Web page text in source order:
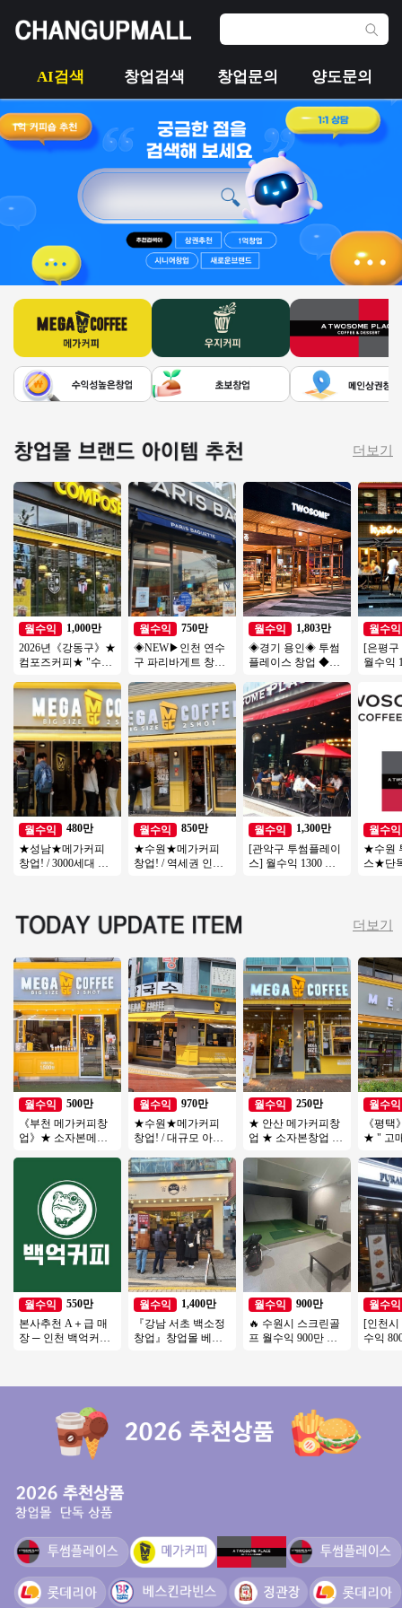
AI검색 창업검색 창업문의 양도문의
더보기
월수익
1,000만
2026년《강동구》★
컴포즈커피★ "수익
수익 창업몰
월수익
480만
★성남★메가커피
창업! / 3000세대 이
월수익
750만
◈NEW▶인천 연수
구 파리바게트 창업
↑／고수익/풀오토
월수익
850만
★수원★메가커피
창업! / 역세권 인근
월수익
1,803만
◈경기 용인◈ 투썸
플레이스 창업 ◆리
자본창업/초보창업/
수익성창업
월수익
1,300만
[관악구 투썸플레이
스] 월수익 1300 고
월수익
[은평
월수익
월수익
★수원
스★단
더보기
월수익
500만
《부천 메가커피창
업》★ 소자본메가
월수익
550만
본사추천 A＋급 매
장 ─ 인천 백억커피
월수익
970만
★수원★메가커피
창업! / 대규모 아파
쟁업체 모두 입점완!
월수익
1,400만
『강남 서초 백소정
창업』창업몰 베스
월수익
250만
★ 안산 메가커피창
업 ★ 소자본창업 총
우저렴
월수익
900만
🔥 수원시 스크린골
프 월수익 900만 ▶
월수익
《평
★ " 고
월수익
[인천시
수익